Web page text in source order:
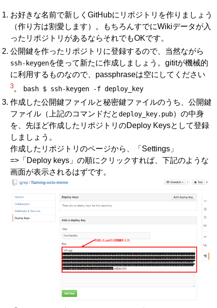
お好きな名前で新しくGitHubにリポジトリを作りましょう
（作り方は割愛します）。もちろんすでにWikiデータが入
ったリポジトリがあるならそれでもOKです。
公開鍵を作ったリポジトリに登録するので、当然ながら
ssh-keygenを使って新たに作成しましょう。gititが機械的
に利用するものなので、passphraseは空にしてください
3。 bash $ ssh-keygen -f deploy_key
作成した公開鍵ファイルと秘密鍵ファイルのうち、公開鍵
ファイル（上記のコマンドだとdeploy_key.pub）の中身
を、先ほど作成したリポジトリのDeploy Keysとして登録
しましょう。
作成したリポジトリのページから、「Settings」
=>「Deploy keys」の順にクリックすれば、下記のような
画面が表示されるはずです。